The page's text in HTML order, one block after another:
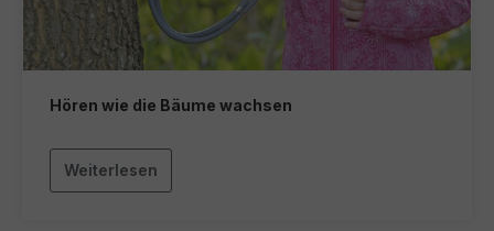
Hören wie die Bäume wachsen
Weiterlesen